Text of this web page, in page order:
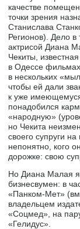
качестве
точки зрения
Станислава
Регионов). Дело в
актрисой Диана
Чекиты,
в Одессе
в нескольких
чтобы ей дали
к уже
понадобился
«народную»
но Чекита
своего супруги
непонятно, кого
дорожке: свою
Но Диана Малая
бизнесвумен: в
«Панком-Мет»
владельцем
«Соцмед», на
«Гелидус».